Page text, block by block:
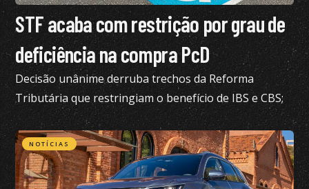
STF acaba com restrição por grau de
deficiência na compra PcD
Decisão unânime derruba trechos da Reforma
Tributária que restringiam o benefício de IBS e CBS;
confira todos os detalhes
NOTÍCIAS